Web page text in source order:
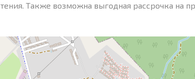
Также возможна выгодная рассрочка на